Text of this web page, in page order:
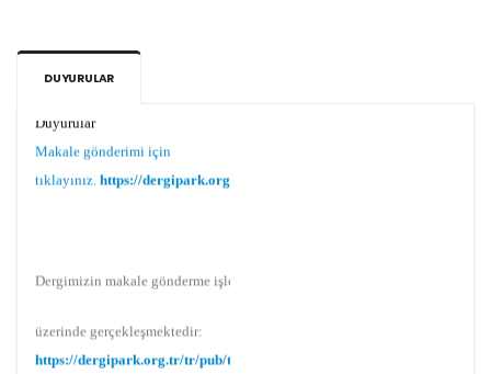
DUYURULAR